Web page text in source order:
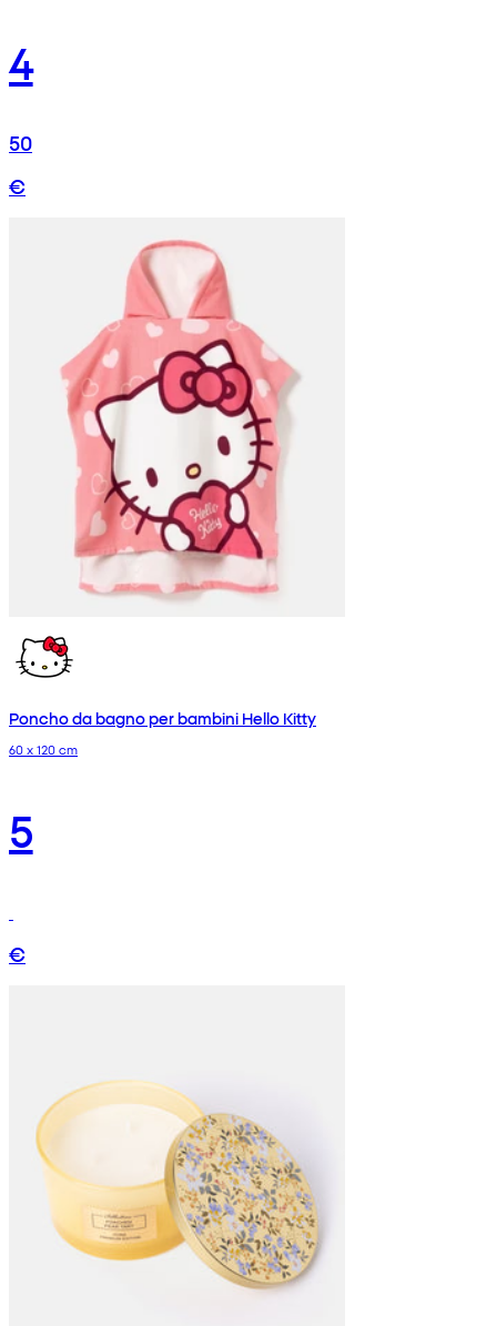
4
50
€
Poncho da bagno per bambini Hello Kitty
60 x 120 cm
5
€